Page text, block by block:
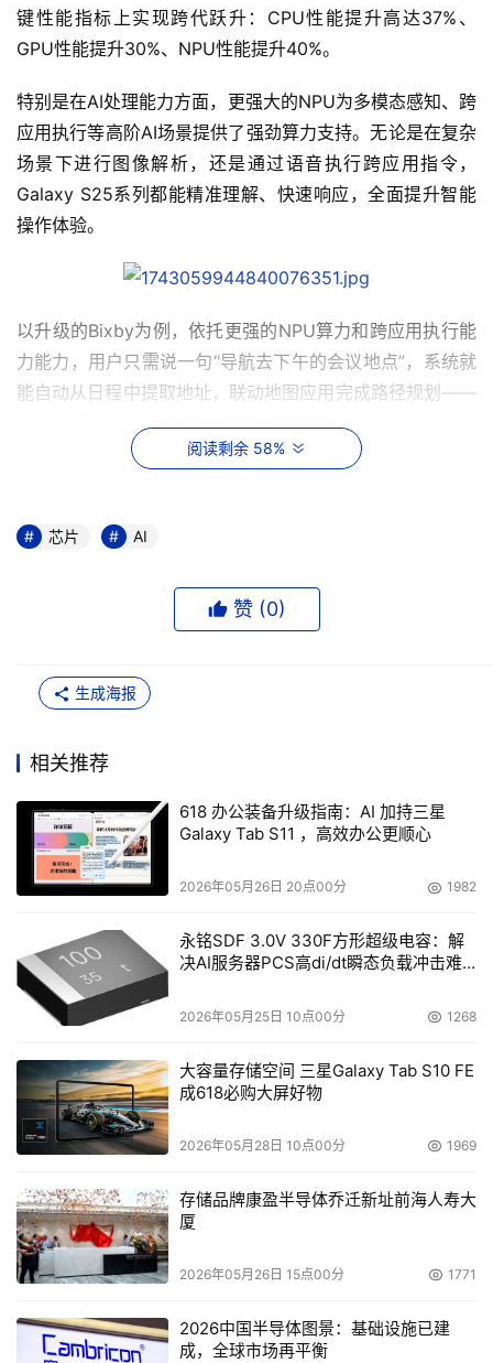
键性能指标上实现跨代跃升：CPU性能提升高达37%、
GPU性能提升30%、NPU性能提升40%。
特别是在AI处理能力方面，更强大的NPU为多模态感知、跨
应用执行等高阶AI场景提供了强劲算力支持。无论是在复杂
场景下进行图像解析，还是通过语音执行跨应用指令，
Galaxy S25系列都能精准理解、快速响应，全面提升智能
操作体验。
以升级的Bixby为例，依托更强的NPU算力和跨应用执行能
力能力，用户只需说一句“导航去下午的会议地点”，系统就
能自动从日程中提取地址，联动地图应用完成路径规划——
将原本需要多步操作的行为缩短为一次自然对话。这样的高
效操作，不仅大大提升了日常使用的便捷性，也充分释放了
在全新推出的语聊视界模式下，Bixby不仅能精准的理解和
出更加贴心、富有情感共鸣的回应，让人机交互变得如同人
与人交流般自然流畅。该功能所依托的多模态感知能力，同
能提升，为流畅的超拟人交互体验打下了牢固的基础。
得益于骁龙8至尊版移动平台（for Galaxy）所带来的强劲
图形处理能力，Galaxy S25系列在游戏体验上也表现出
色。搭载升级的光线追踪技术，能够真实模拟光影变化，呈
现更具沉浸感的画面效果；Vulkan引擎优化技术进一步保
在散热方面，Galaxy S25系列同样做足了准备。其VC均热
板面积相较前代产品提升至高40%，配合高效导热材料，能
载状态下，也能保持稳定的性能输出。
通过芯片级AI协同设计，让整个产品逻辑从性能到底层智能
处理均具备“全局感知”能力。ProScaler屏幕超分辨率算法
和mDNle屏幕画质增强技术集成至芯片中，使手机在日常
能、更清晰的视觉体验。
阅读剩余 58%
芯片 AI
赞 (0)
生成海报
相关推荐
618 办公装备升级指南：AI 加持三星
Galaxy Tab S11 ，高效办公更顺心
2026年05月26日 20点00分 1982
永铭SDF 3.0V 330F方形超级电容：解
决AI服务器PCS高di/dt瞬态负载冲击难
2026年05月25日 10点00分 1268
大容量存储空间 三星Galaxy Tab S10 FE
成618必购大屏好物
2026年05月28日 10点00分 1969
存储品牌康盈半导体乔迁新址前海人寿大
厦
2026年05月26日 15点00分 1771
2026中国半导体图景：基础设施已建
成，全球市场再平衡